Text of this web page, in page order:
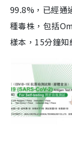
99.8%，已經通
種毒株，包括
樣本，15分鐘知